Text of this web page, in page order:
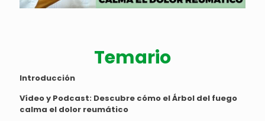
Temario
Introducción
Vídeo y Podcast: Descubre cómo el Árbol del fuego
calma el dolor reumático